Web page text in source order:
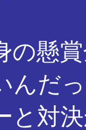
の懸
んだ
と対